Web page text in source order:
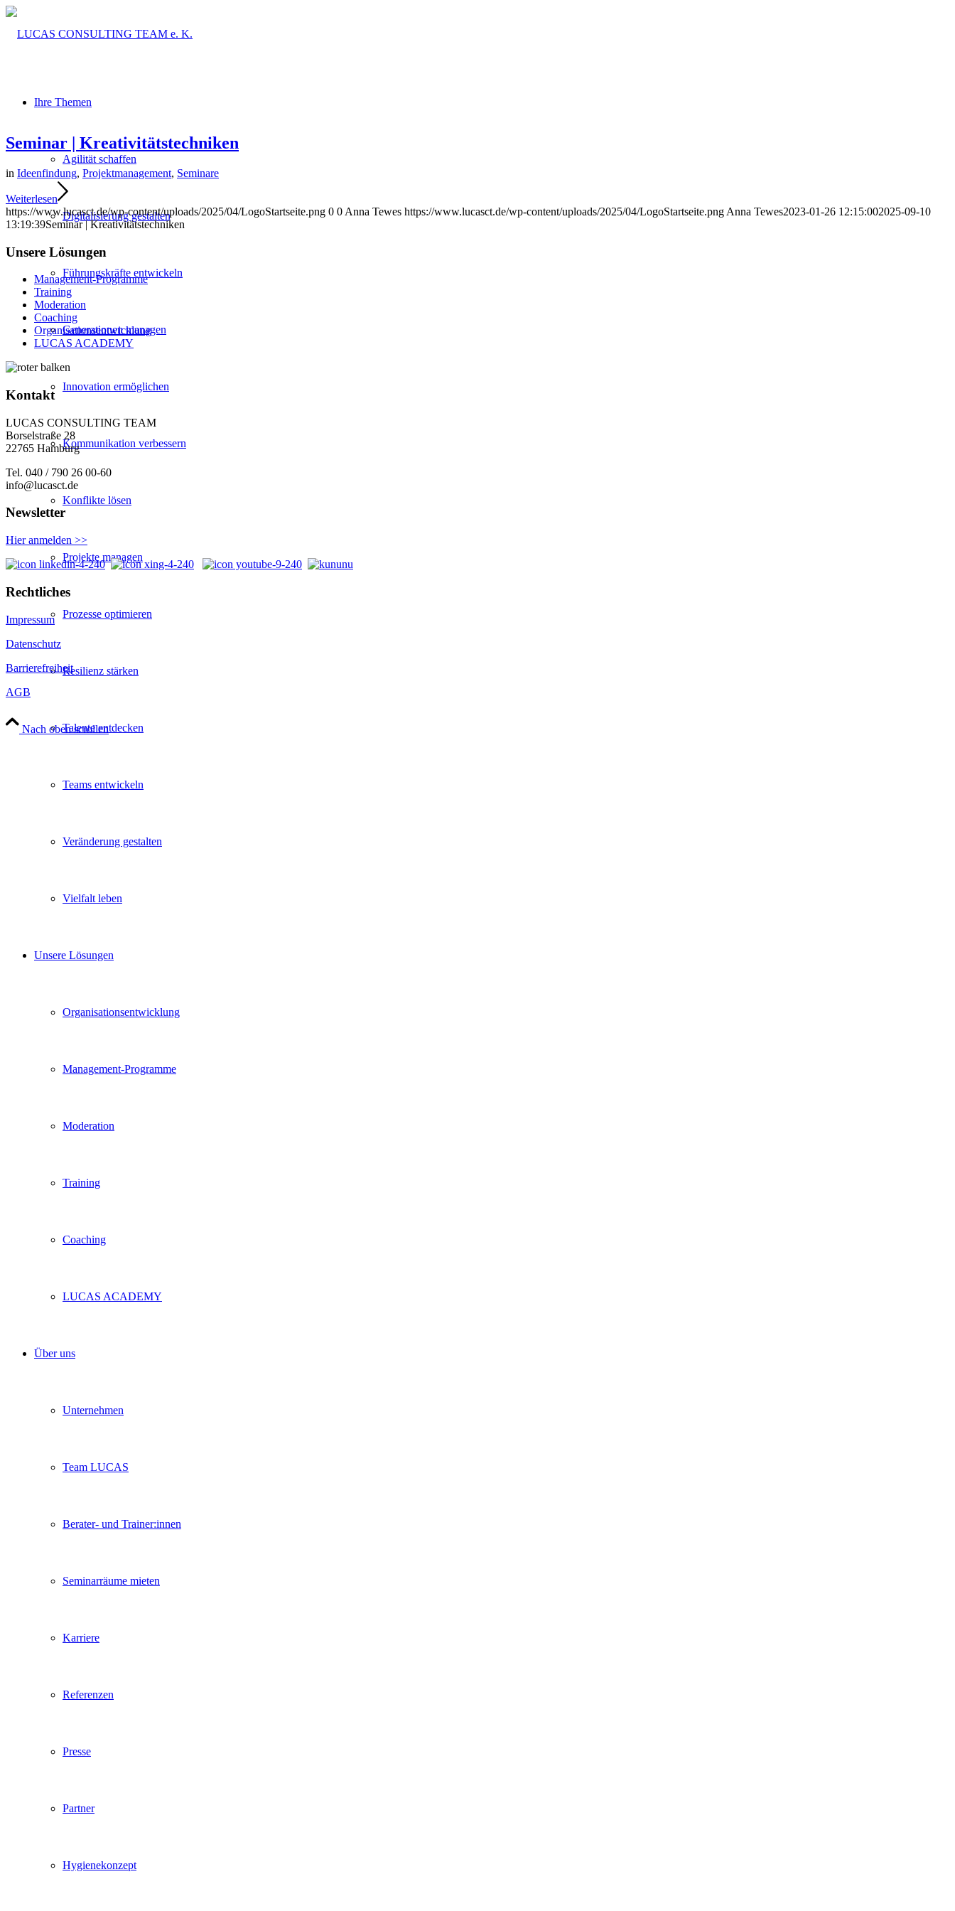
Ihre Themen
Agilität schaffen
Digitalisierung gestalten
Führungskräfte entwickeln
Generationen managen
Innovation ermöglichen
Kommunikation verbessern
Konflikte lösen
Projekte managen
Prozesse optimieren
Resilienz stärken
Talente entdecken
Teams entwickeln
Veränderung gestalten
Vielfalt leben
Unsere Lösungen
Organisationsentwicklung
Management-Programme
Moderation
Training
Coaching
LUCAS ACADEMY
Über uns
Unternehmen
Team LUCAS
Berater- und Trainer:innen
Seminarräume mieten
Karriere
Referenzen
Presse
Partner
Hygienekonzept
Seminar | Kreativitätstechniken
in Ideenfindung, Projektmanagement, Seminare
Weiterlesen
https://www.lucasct.de/wp-content/uploads/2025/04/LogoStartseite.png 0 0 Anna Tewes https://www.lucasct.de/wp-content/uploads/2025/04/LogoStartseite.png Anna Tewes2023-01-26 12:15:002025-09-10
13:19:39Seminar | Kreativitätstechniken
Unsere Lösungen
Management-Programme
Training
Moderation
Coaching
Organisationsentwicklung
LUCAS ACADEMY
Kontakt
LUCAS CONSULTING TEAM
Borselstraße 28
22765 Hamburg
Tel. 040 / 790 26 00-60
info@lucasct.de
Newsletter
Hier anmelden >>
Rechtliches
Impressum
Datenschutz
Barrierefreiheit
AGB
Nach oben scrollen